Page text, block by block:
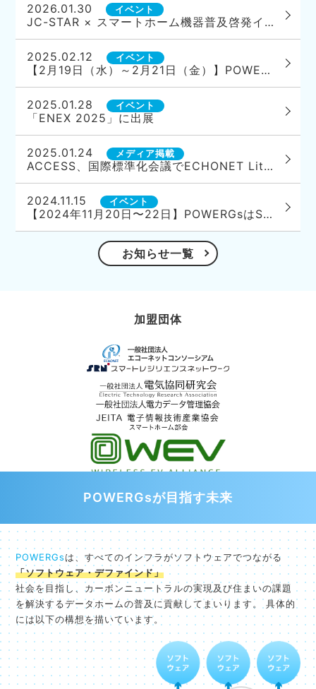
2026.01.30 イベント
JC-STAR × スマートホーム機器普及啓発イベント「未来の暮らしを、もっと安全に。JC-STARで選ぶIoT」開催のご案内
2025.02.12 イベント
【2月19日（水）～2月21日（金）】POWERGsは「第17回 スマートグリッドEXPO春」に出展いたします
2025.01.28 イベント
「ENEX 2025」に出展
2025.01.24 メディア掲載
ACCESS、国際標準化会議でECHONET Lite AIFのデモンストレーションを実施
2024.11.15 イベント
【2024年11月20日〜22日】POWERGsはSMART ENERGY WEEK［関西］に出展します
お知らせ一覧
加盟団体
POWERGsが目指す未来
POWERGsは、すべてのインフラがソフトウェアでつながる
「ソフトウェア・デファインド」
社会を目指し、カーボンニュートラルの実現及び住まいの課題
を解決するデータホームの普及に貢献してまいります。 具体的
には以下の構想を描いています。